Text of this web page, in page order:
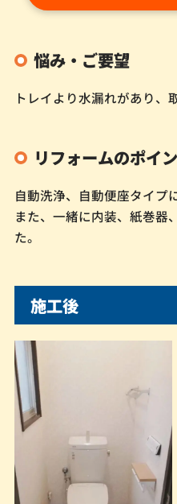
悩み・ご要望
トレイより水漏れがあり、
リフォームのポイ
自動洗浄、自動便座タイプ
また、一緒に内装、紙巻器
た。
施工後